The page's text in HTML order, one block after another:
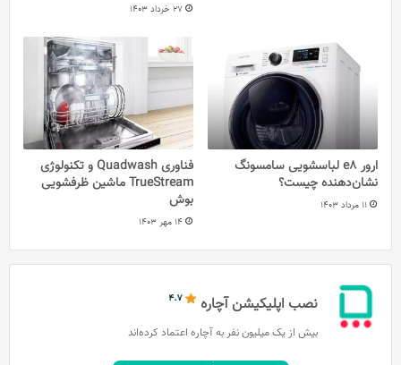
27 خرداد 1403
ارور e8 لباسشویی سامسونگ
نشان‌دهنده چیست؟
11 مرداد 1403
فناوری Quadwash و تکنولوژی
TrueStream ماشین ظرفشویی
بوش
14 مهر 1403
نصب اپلیکیشن آچاره
بیش از یک میلیون نفر به آچاره اعتماد کرده‌اند